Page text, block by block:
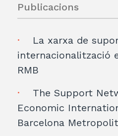
Publicacions
La xarxa de
internacionalització
RMB
The Support
Economic
Barcelona